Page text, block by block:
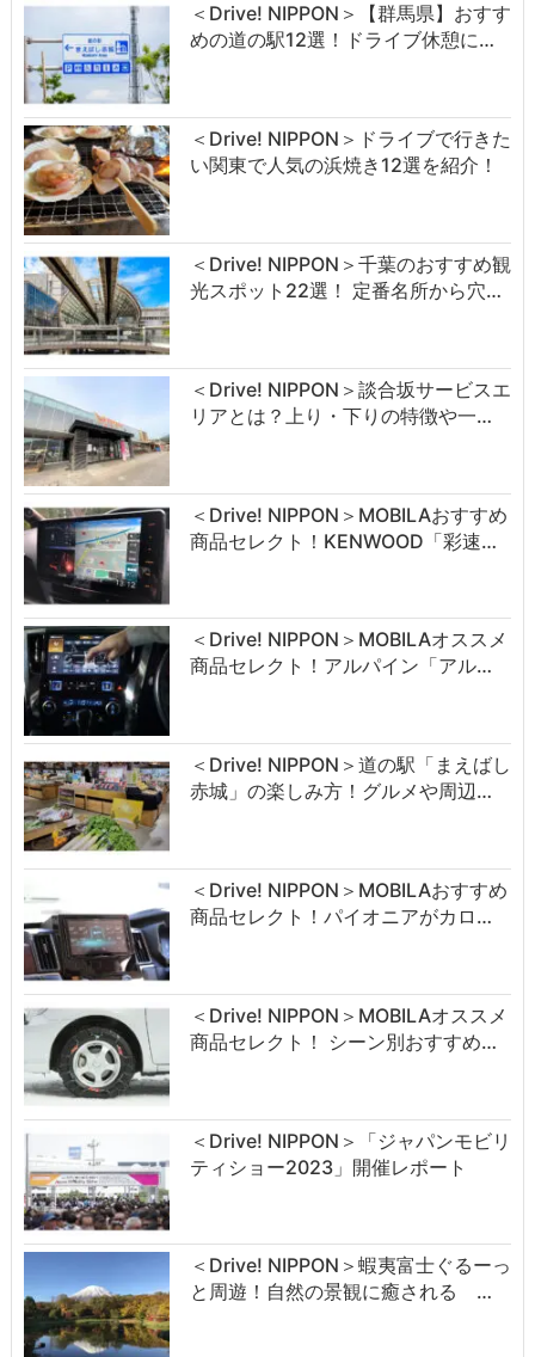
＜Drive! NIPPON＞【群馬県】おすす
めの道の駅12選！ドライブ休憩に…
＜Drive! NIPPON＞ドライブで行きた
い関東で人気の浜焼き12選を紹介！
＜Drive! NIPPON＞千葉のおすすめ観
光スポット22選！ 定番名所から穴…
＜Drive! NIPPON＞談合坂サービスエ
リアとは？上り・下りの特徴や一…
＜Drive! NIPPON＞MOBILAおすすめ
商品セレクト！KENWOOD「彩速…
＜Drive! NIPPON＞MOBILAオススメ
商品セレクト！アルパイン「アル…
＜Drive! NIPPON＞道の駅「まえばし
赤城」の楽しみ方！グルメや周辺…
＜Drive! NIPPON＞MOBILAおすすめ
商品セレクト！パイオニアがカロ…
＜Drive! NIPPON＞MOBILAオススメ
商品セレクト！ シーン別おすすめ…
＜Drive! NIPPON＞「ジャパンモビリ
ティショー2023」開催レポート
＜Drive! NIPPON＞蝦夷富士ぐるーっ
と周遊！自然の景観に癒される …